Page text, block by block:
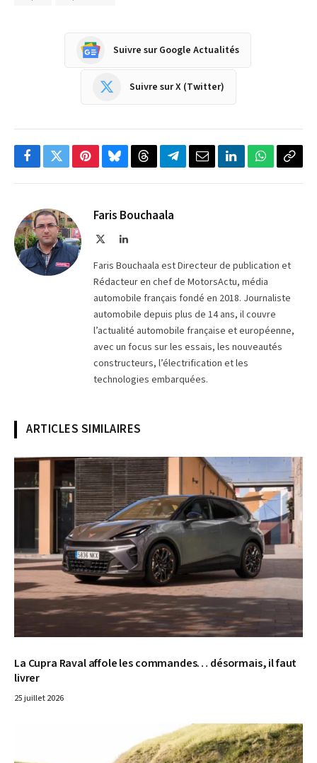
Suivre sur Google Actualités
Suivre sur X (Twitter)
Facebook
TwitterPinterestBlueskyThreadsPartager
Telegram
EmailLinkedInWhatsApp
Faris Bouchaala
LinkedIn
Faris Bouchaala est Directeur de publication et
Rédacteur en chef de MotorsActu, média
automobile français fondé en 2018. Journaliste
automobile depuis plus de 14 ans, il couvre
l’actualité automobile française et européenne,
avec un focus sur les essais, les nouveautés
constructeurs, l’électrification et les
technologies embarquées.
ARTICLES SIMILAIRES
© Cupra
La Cupra Raval affole les commandes… désormais, il faut
livrer
25 juillet 2026